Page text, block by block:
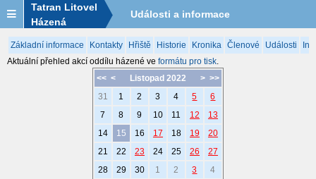
Tatran Litovel
Házená
Události a informace
Základní informace Kontakty Hřiště Historie Kronika Členové Události
Aktuální přehled akcí oddílu házené ve formátu pro tisk.
<< < > >>
Listopad 2022
31
1 2 3 4 5
6
7
8 9 10 11 12
13
14
15 16 17 18 19
20
21
22 23 24 25 26
27
28
29 30 1 2 3
4